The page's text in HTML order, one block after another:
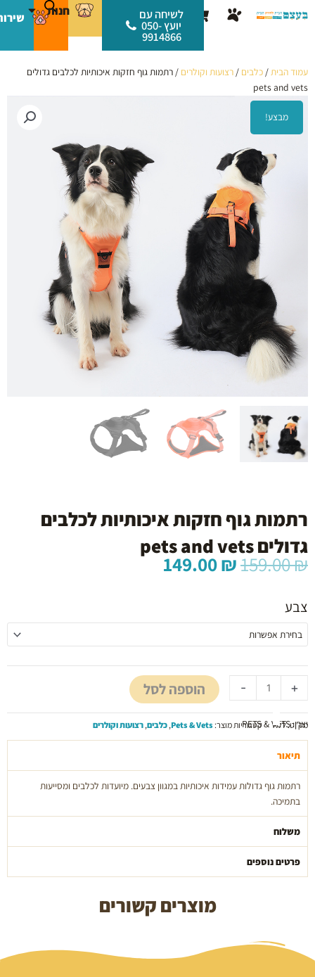
לתוכן
עגלת
קניות
לשיחה עם
יועץ 050-
9914866
חנות
עמוד הבית/ כלבים / רצועות וקולרים / רתמות גוף חזקות איכותיות לכלבים גדולים
pets and vets
מבצע!
רתמות גוף חזקות איכותיות לכלבים
גדולים pets and vets
159.00₪ המחיר
המקורי
149.00₪ המחיר
צבע
-
חזקות
לכלבים
גדולים
and
vets
+ הוספה לסל
יצרן: PETS & VETS
מק"ט:ללא קטגוריות מוצר:Pets & Vets
,כלבים,רצועות וקולרים
תיאור
רתמות גוף גדולות עמידות איכותיות במגוון צבעים. מיועדות לכלבים ומסייעות
בתמיכה.
משלוח
פרטים נוספים
מוצרים קשורים